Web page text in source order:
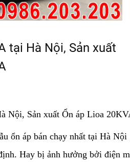
tại Hà Nội, Sản xuất
Nội, Sản xuất Ổn áp Lioa
ổn áp bán chạy nhất tại Hà Nội
Hay bị ảnh hưởng bởi điện